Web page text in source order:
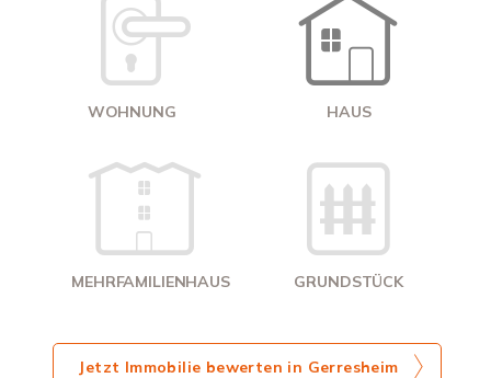
WOHNUNG HAUS
MEHRFAMILIENHAUS GRUNDSTÜCK
Jetzt Immobilie bewerten in Gerresheim